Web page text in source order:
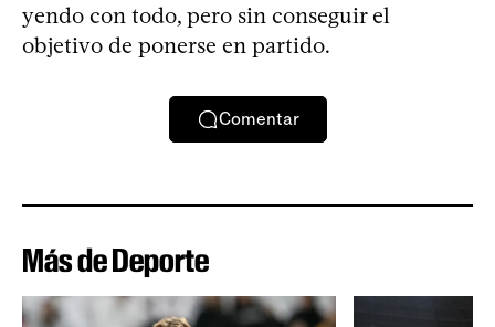
yendo con todo, pero sin conseguir el
objetivo de ponerse en partido.
Comentar
Más de Deporte